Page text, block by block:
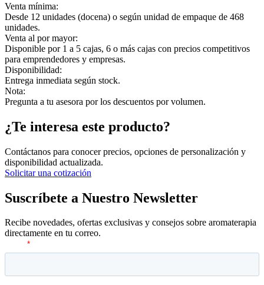
Venta mínima:
Desde 12 unidades (docena) o según unidad de empaque de 468
unidades.
Venta al por mayor:
Disponible por 1 a 5 cajas, 6 o más cajas con precios competitivos
para emprendedores y empresas.
Disponibilidad:
Entrega inmediata según stock.
Nota:
Pregunta a tu asesora por los descuentos por volumen.
¿Te interesa este producto?
Contáctanos para conocer precios, opciones de personalización y
disponibilidad actualizada.
Solicitar una cotización
Suscríbete a Nuestro Newsletter
Recibe novedades, ofertas exclusivas y consejos sobre aromaterapia
directamente en tu correo.